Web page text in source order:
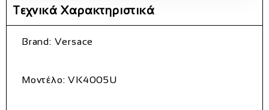
Τεχνικά Χαρακτηριστικά
Brand: Versace
Μοντέλο: VK4005U